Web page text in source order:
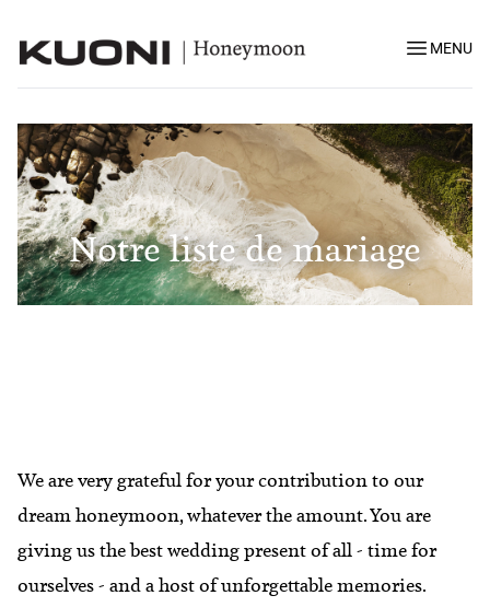
MENU
Notre liste de mariage
We are very grateful for your contribution to our
dream honeymoon, whatever the amount. You are
giving us the best wedding present of all - time for
ourselves - and a host of unforgettable memories.